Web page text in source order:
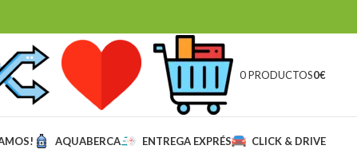
0 PRODUCTOS0€
AQUABERCA ENTREGA EXPRÉS CLICK & DRIVE